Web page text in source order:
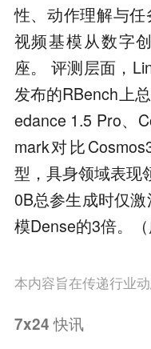
性、动作理解与
视频基模从数字
座。 评测层面，
发布的RBench上
edance 1.5 Pro、
mark对比
型，具身领域表现
0B总参生成时仅
模Dense的3倍。（
本内容旨在传递行业
7x24快讯